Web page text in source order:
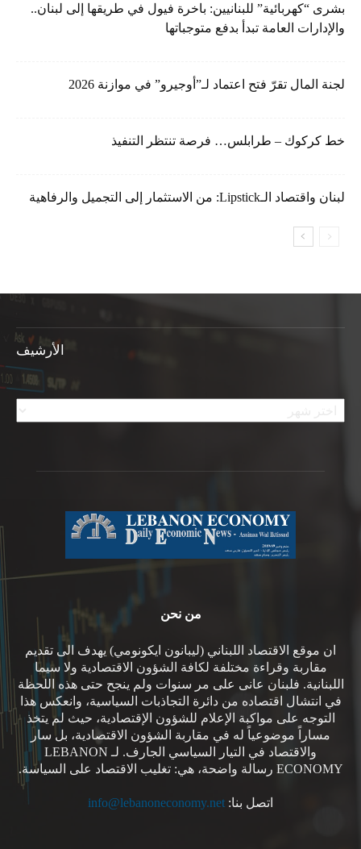
بشرى “كهربائية” للبنانيين: باخرة فيول في طريقها إلى لبنان..
والإدارات العامة تبدأ بدفع متوجباتها
لجنة المال تقرّ فتح اعتماد لـ”أوجيرو” في موازنة 2026
خط كركوك – طرابلس… فرصة تنتظر التنفيذ
لبنان واقتصاد الـLipstick: من الاستثمار إلى التجميل والرفاهية
الأرشيف
الأرشيف
من نحن
ان موقع الاقتصاد اللبناني (ليبانون ايكونومي) يهدف الى تقديم
مقاربة وقراءة مختلفة لكافة الشؤون الاقتصادية ولا سيما
اللبنانية. فلبنان عانى على مر سنوات ولم ينجح حتى هذه اللحظة
في انتشال اقتصاده من دائرة التجاذبات السياسية، وانعكس هذا
التوجه على مواكبة الإعلام للشؤون الإقتصادية، حيث لم يتخذ
مساراً موضوعياً له في مقاربة الشؤون الاقتصادية، بل سار
والاقتصاد في التيار السياسي الجارف. لـ LEBANON
ECONOMY رسالة واضحة، هي: تغليب الاقتصاد على السياسة.
اتصل بنا: info@lebanoneconomy.net